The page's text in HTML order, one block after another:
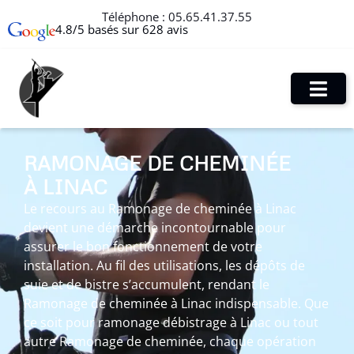
Téléphone : 05.65.41.37.55
4.8/5 basés sur 628 avis
RAMONAGE DE CHEMINÉE
À LINAC
Le recours au Ramonage de cheminée à Linac
devient une démarche incontournable pour
assurer le bon fonctionnement de votre
installation. Au fil des utilisations, les dépôts de
suie et de bistre s’accumulent, rendant le
Ramonage de cheminée à Linac indispensable. Que
ce soit pour ramonage débistrage à Linac ou tout
autre Ramonage de cheminée, chaque opération